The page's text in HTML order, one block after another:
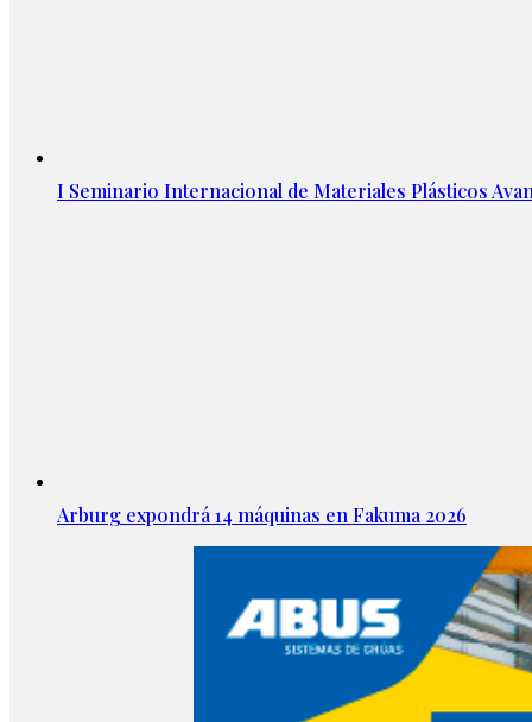
I Seminario Internacional de Materiales Plásticos
Arburg expondrá 14 máquinas en Fakuma 2026